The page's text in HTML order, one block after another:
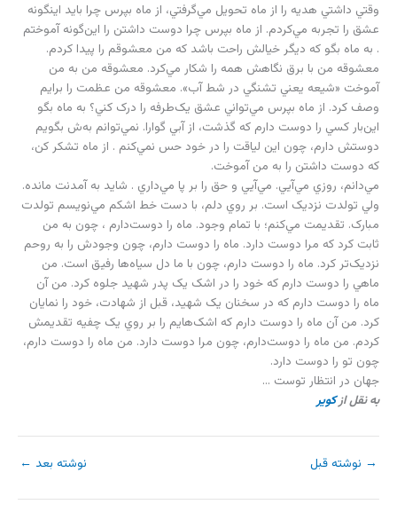
وقتي داشتي هديه را از ماه تحويل مي‌گرفتي، از ماه بپرس چرا بايد اينگونه
عشق را تجربه مي‌کردم. از ماه بپرس چرا دوست داشتن را اين‌گونه آموختم
. به ماه بگو که ديگر خيالش راحت باشد که من معشوقم را پيدا کردم.
معشوقه من با برق نگاهش همه را شکار مي‌کرد. معشوقه من به من
آموخت «شيعه يعني تشنگي در شط آب». معشوقه من عظمت را برايم
وصف کرد. از ماه بپرس مي‌تواني عشق يک‌طرفه را درک کني؟ به ماه بگو
اين‌بار کسي را دوست دارم که گذشت، از آبي گوارا. نمي‌توانم به‌ش بگويم
دوستش دارم، چون اين لياقت را در خود حس نمي‌کنم . از ماه تشکر کن،
که دوست داشتن را به من آموخت.
مي‌دانم، روزي مي‌آيي. مي‌آيي و حق را بر پا مي‌داري . شايد به آمدنت مانده.
ولي تولدت نزديک است. بر روي دلم، با دست خط اشکم مي‌نويسم تولدت
مبارک. تقديمت مي‌کنم؛ با تمام وجود. ماه را دوست‌دارم ، چون به من
ثابت کرد که مرا دوست دارد. ماه را دوست دارم، چون وجودش را به روحم
نزديک‌تر کرد. ماه را دوست دارم، چون با ما دل سياه‌ها رفيق است. من
ماهي را دوست دارم که خود را در اشک يک پدر شهيد جلوه کرد. من آن
ماه را دوست دارم که در سخنان يک شهيد، قبل از شهادت، خود را نمايان
کرد. من آن ماه را دوست دارم که اشک‌هايم را بر روي يک چفيه تقديمش
کردم. من ماه را دوست‌دارم، چون مرا دوست دارد. من ماه را دوست دارم،
چون تو را دوست دارد.
جهان در انتظار توست …
به نقل ازکوير
→ نوشته قبل نوشته بعد ←